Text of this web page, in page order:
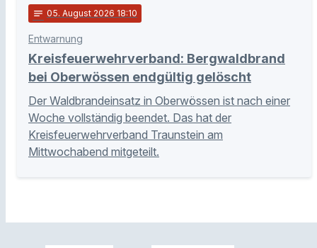
notes 05. August 2026 18:10
Entwarnung
Kreisfeuerwehrverband: Bergwaldbrand
bei Oberwössen endgültig gelöscht
Der Waldbrandeinsatz in Oberwössen ist nach einer
Woche vollständig beendet. Das hat der
Kreisfeuerwehrverband Traunstein am
Mittwochabend mitgeteilt.